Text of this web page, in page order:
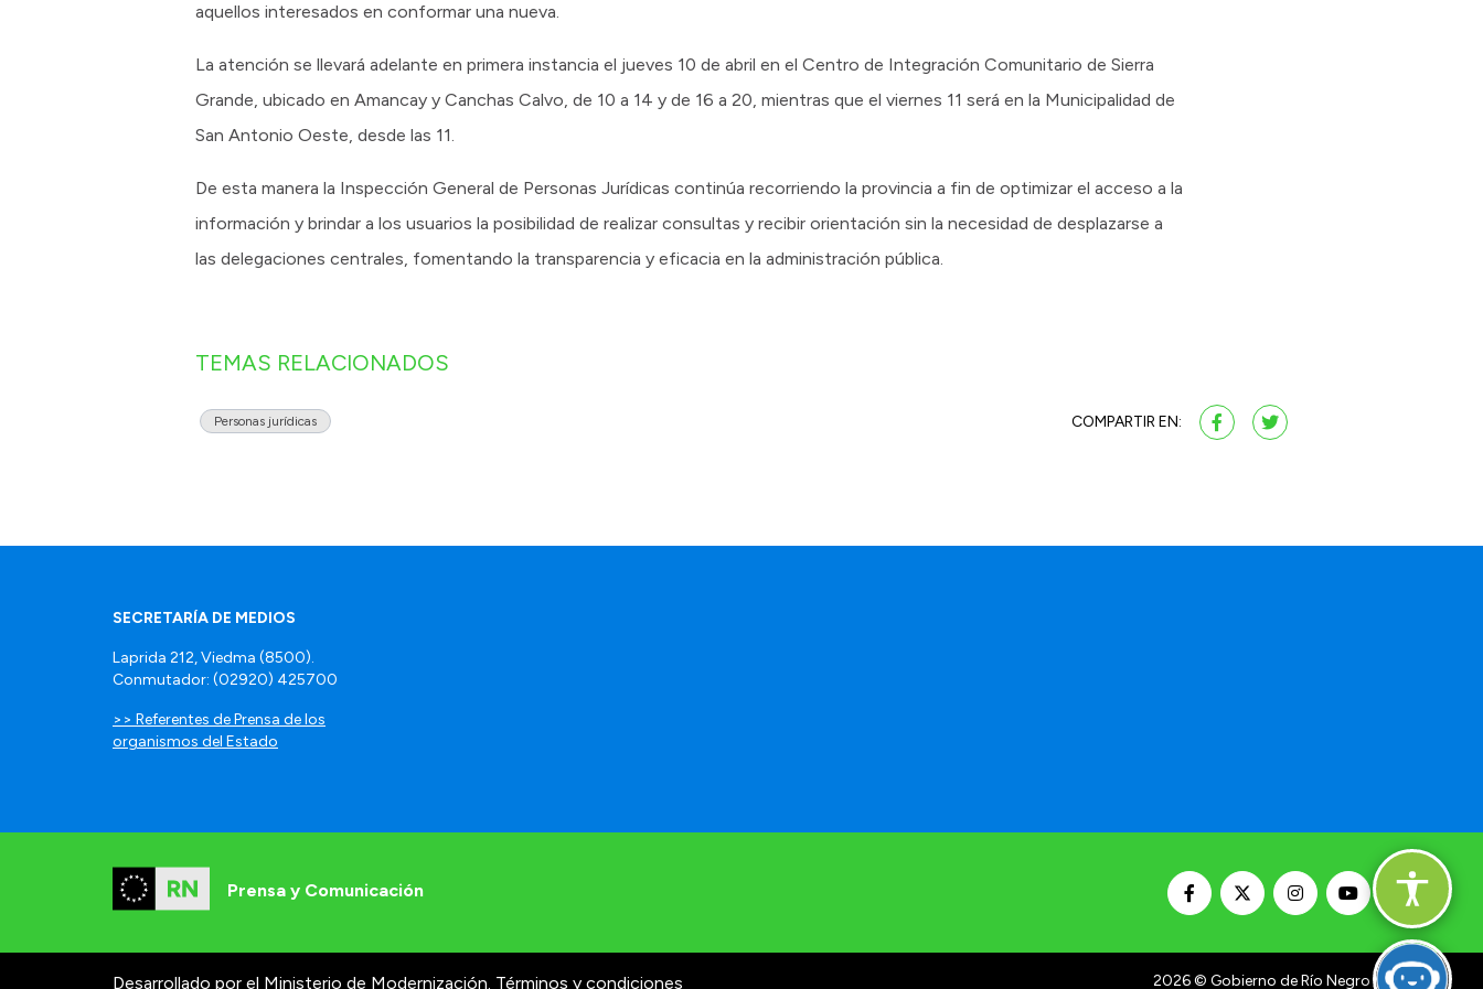
aquellos interesados en conformar una nueva.
La atención se llevará adelante en primera instancia el jueves 10 de abril en el Centro de Integración Comunitario de Sierra
Grande, ubicado en Amancay y Canchas Calvo, de 10 a 14 y de 16 a 20, mientras que el viernes 11 será en la Municipalidad de
San Antonio Oeste, desde las 11.
De esta manera la Inspección General de Personas Jurídicas continúa recorriendo la provincia a fin de optimizar el acceso a la
información y brindar a los usuarios la posibilidad de realizar consultas y recibir orientación sin la necesidad de desplazarse a
las delegaciones centrales, fomentando la transparencia y eficacia en la administración pública.
TEMAS RELACIONADOS
Personas jurídicas COMPARTIR EN:
SECRETARÍA DE MEDIOS
Laprida 212, Viedma (8500).
Conmutador: (02920) 425700
>> Referentes de Prensa de los
organismos del Estado
Prensa y Comunicación
Desarrollado por el Ministerio de Modernización. Términos y condiciones 2026© Gobierno de Río Negro